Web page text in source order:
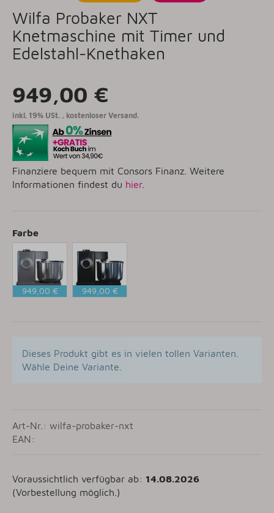
Wilfa Probaker NXT
Knetmaschine mit Timer und
Edelstahl-Knethaken
949,00 €
inkl. 19% USt. , kostenloser Versand.
Finanziere bequem mit Consors Finanz. Weitere
Informationen findest du hier.
Farbe
949,00 € 949,00 €
Dieses Produkt gibt es in vielen tollen Varianten.
Wähle Deine Variante.
Art-Nr.: wilfa-probaker-nxt
EAN:
Voraussichtlich verfügbar ab: 14.08.2026
(Vorbestellung möglich.)